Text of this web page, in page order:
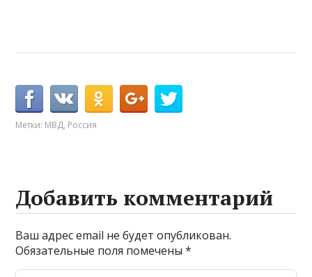
Метки: МВД, Россия
Добавить комментарий
Ваш адрес email не будет опубликован.
Обязательные поля помечены*